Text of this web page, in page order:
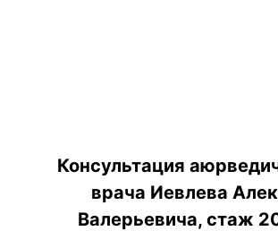
Консультация
врача Иевлева
Валерьевича, стаж